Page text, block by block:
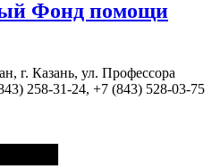
Фонд помощи
г. Казань, ул. Профессора
258-31-24, +7 (843) 528-03-75